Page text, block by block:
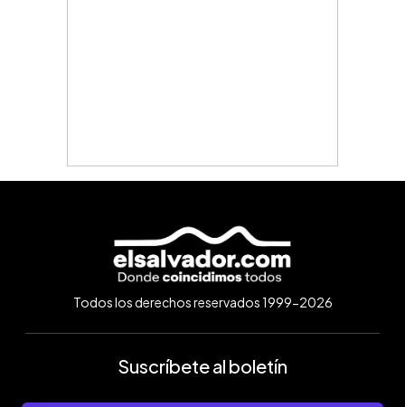
Todos los derechos reservados 1999-2026
Suscríbete al boletín